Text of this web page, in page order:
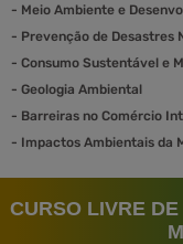
- Meio Ambiente e
- Prevenção de Desastres
- Consumo Sustentável e
- Geologia Ambiental
- Barreiras no Comércio
- Impactos Ambientais da
CURSO LIVRE